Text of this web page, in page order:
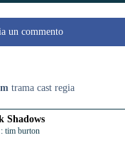
un commento
trama cast regia
Shadows
tim burton